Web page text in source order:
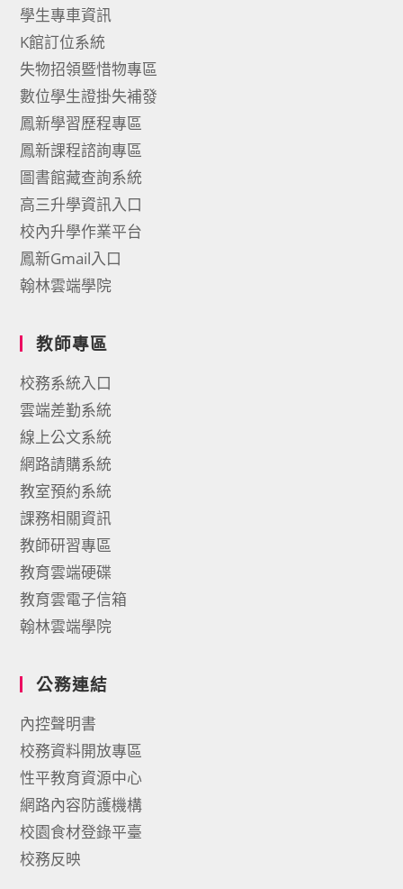
學生專車資訊
K館訂位系統
失物招領暨惜物專區
數位學生證掛失補發
鳳新學習歷程專區
鳳新課程諮詢專區
圖書館藏查詢系統
高三升學資訊入口
校內升學作業平台
鳳新Gmail入口
翰林雲端學院
教師專區
校務系統入口
雲端差勤系統
線上公文系統
網路請購系統
教室預約系統
課務相關資訊
教師研習專區
教育雲端硬碟
教育雲電子信箱
翰林雲端學院
公務連結
內控聲明書
校務資料開放專區
性平教育資源中心
網路內容防護機構
校園食材登錄平臺
校務反映